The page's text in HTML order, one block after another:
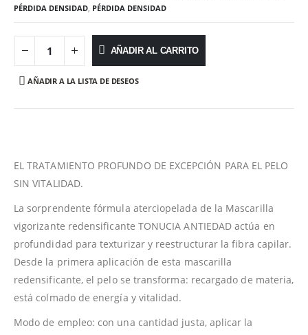
PÉRDIDA DENSIDAD PÉRDIDA DENSIDAD
AÑADIR AL CARRITO
AÑADIR A LA LISTA DE DESEOS
EL TRATAMIENTO PROFUNDO DE EXCEPCIÓN PARA EL PELO
SIN VITALIDAD.
La sorprendente fórmula aterciopelada de la Mascarilla
vigorizante redensificante TONUCIA ANTIEDAD actúa en
profundidad para texturizar y reestructurar la fibra capilar.
Desde la primera aplicación de esta mascarilla
redensificante, el pelo se transforma: recargado de materia,
está colmado de energía y vitalidad.
Modo de empleo: con una cantidad justa, aplicar la